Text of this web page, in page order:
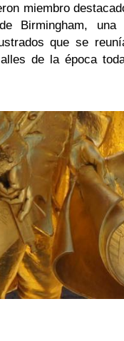
miembro
Birmingham, una
que se
de la época